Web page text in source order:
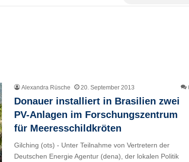
Alexandra Rüsche 20. September 2013
Donauer installiert in Brasilien zwei
PV-Anlagen im Forschungszentrum
für Meeresschildkröten
Gilching (ots) - Unter Teilnahme von Vertretern der
Deutschen Energie Agentur (dena), der lokalen Politik